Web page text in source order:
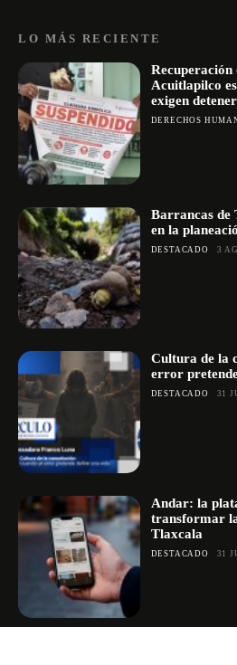
LO MÁS RECIENTE
Recuperación
Acuitlapilco
exigen
DERECHOS
Barrancas de
en la
DESTACADO 3
Cultura de la
error
DESTACADO 31
Andar: la
transformar
Tlaxcala
DESTACADO 31